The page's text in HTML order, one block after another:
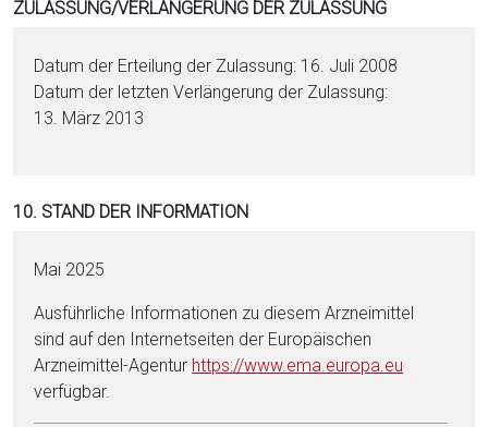
ZULASSUNG/VERLÄNGERUNG DER ZULASSUNG
Datum der Erteilung der Zulassung: 16. Juli 2008
Datum der letzten Verlängerung der Zulassung:
13. März 2013
10. STAND DER INFORMATION
Mai 2025
Ausführliche Informationen zu diesem Arzneimittel
sind auf den Internetseiten der Europäischen
Arzneimittel-Agentur https://www.ema.eu­ropa.eu
verfügbar.